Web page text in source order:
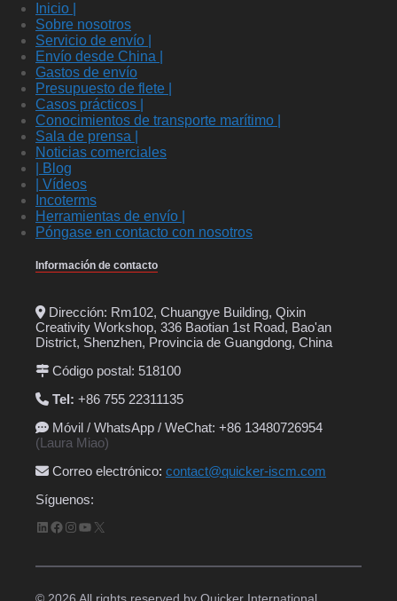
Inicio |
Sobre nosotros
Servicio de envío |
Envío desde China |
Gastos de envío
Presupuesto de flete |
Casos prácticos |
Conocimientos de transporte marítimo |
Sala de prensa |
Noticias comerciales
| Blog
| Vídeos
Incoterms
Herramientas de envío |
Póngase en contacto con nosotros
Información de contacto
Dirección: Rm102, Chuangye Building, Qixin
Creativity Workshop, 336 Baotian 1st Road, Bao'an
District, Shenzhen, Provincia de Guangdong, China
Código postal: 518100
Tel: +86 755 22311135
Móvil / WhatsApp / WeChat: +86 13480726954
(Laura Miao)
Correo electrónico: contact@quicker-iscm.com
Síguenos:
LinkedIn
Facebook
Instagram
YouTube
X